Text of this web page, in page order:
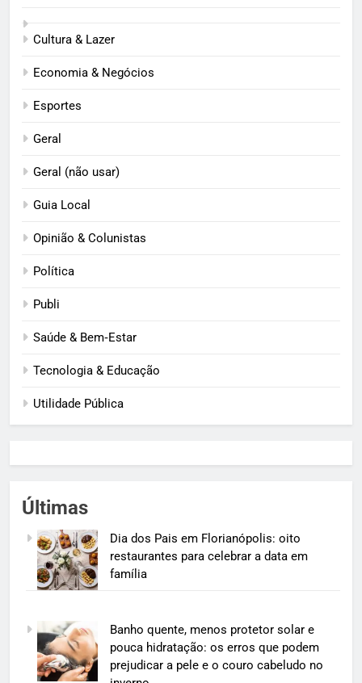
Cultura & Lazer
Economia & Negócios
Esportes
Geral
Geral (não usar)
Guia Local
Opinião & Colunistas
Política
Publi
Saúde & Bem‑Estar
Tecnologia & Educação
Utilidade Pública
Últimas
Dia dos Pais em Florianópolis: oito
restaurantes para celebrar a data em
família
Banho quente, menos protetor solar e
pouca hidratação: os erros que podem
prejudicar a pele e o couro cabeludo no